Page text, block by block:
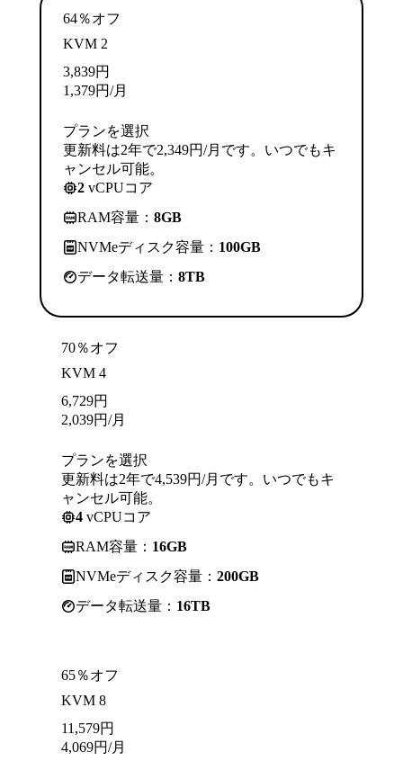
64％オフ
KVM 2
3,839円
1,379円/月
プランを選択
更新料は2年で2,349円/月です。いつでもキ
ャンセル可能。
2 vCPUコア
RAM容量： 8GB
NVMeディスク容量： 100GB
データ転送量： 8TB
70％オフ
KVM 4
6,729円
2,039円/月
プランを選択
更新料は2年で4,539円/月です。いつでもキ
ャンセル可能。
4 vCPUコア
RAM容量： 16GB
NVMeディスク容量： 200GB
データ転送量： 16TB
65％オフ
KVM 8
11,579円
4,069円/月